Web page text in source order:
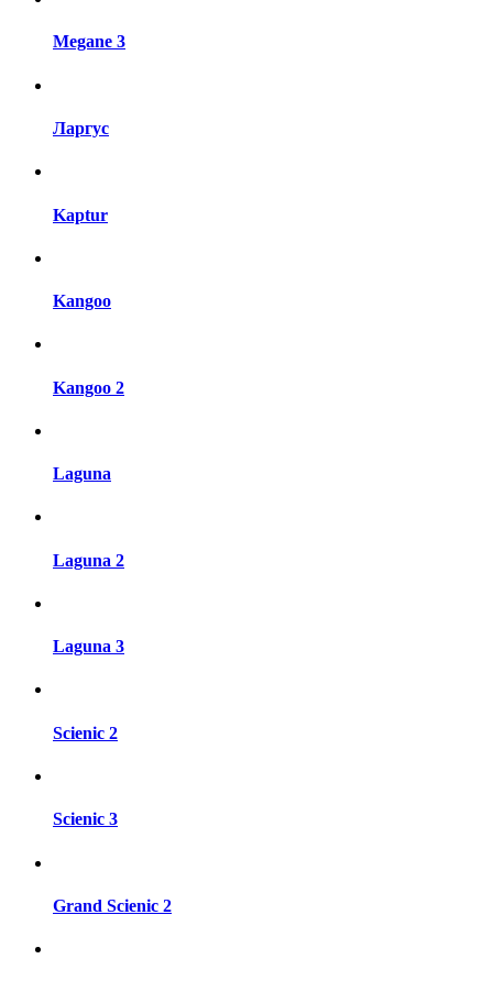
Megane 3
Ларгус
Kaptur
Kangoo
Kangoo 2
Laguna
Laguna 2
Laguna 3
Scienic 2
Scienic 3
Grand Scienic 2